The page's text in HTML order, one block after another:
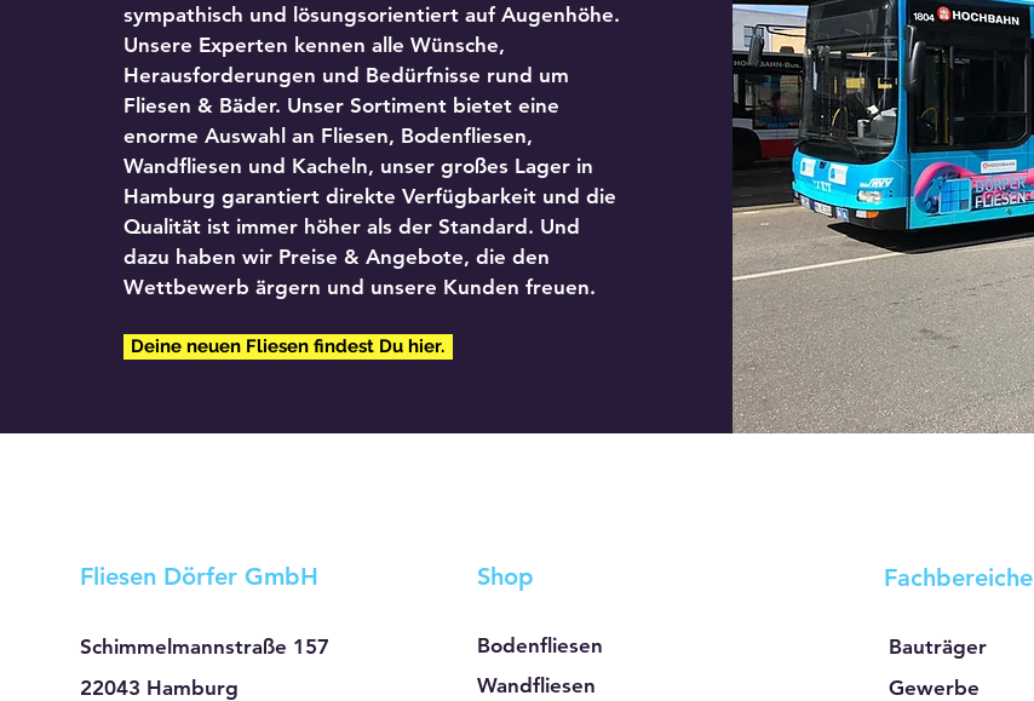
sympathisch und lösungsorientiert auf Augenhöhe.
Unsere Experten kennen alle Wünsche,
Herausforderungen und Bedürfnisse rund um
Fliesen & Bäder. Unser Sortiment bietet eine
enorme Auswahl an Fliesen, Bodenfliesen,
Wandfliesen und Kacheln, unser großes Lager in
Hamburg garantiert direkte Verfügbarkeit und die
Qualität ist immer höher als der Standard. Und
dazu haben wir Preise & Angebote, die den
Wettbewerb ärgern und unsere Kunden freuen.
Deine neuen Fliesen findest Du hier.
Fliesen Dörfer GmbH
Schimmelmannstraße 157
22043 Hamburg
Shop
Bodenfliesen
Wandfliesen
Fachbereiche
Bauträger
Gewerbe